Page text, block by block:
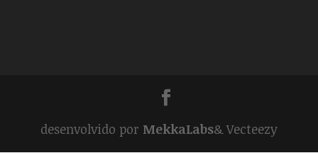
desenvolvido por MekkaLabs& Vecteezy